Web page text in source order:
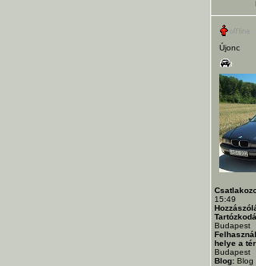
Újonc
15:49
Budapest
helye a
Budapest
Blog: Blog